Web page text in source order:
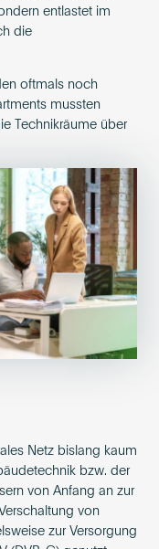
entlastet im
die
oftmals noch
mussten
Technikräume über
Netz bislang kaum
bzw. der
von Anfang an zur
von
zur Versorgung